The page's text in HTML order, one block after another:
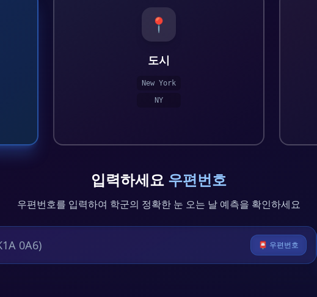
📍
도시
New York
NY
입력하세요 우편번호
우편번호를 입력하여 학군의 정확한 눈 오는 날 예측을 확인하세요
📮 우편번호